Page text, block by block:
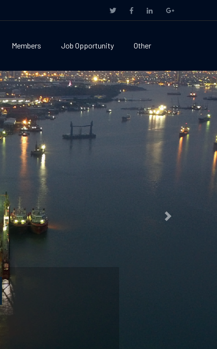
Members Job Opportunity Other
Next